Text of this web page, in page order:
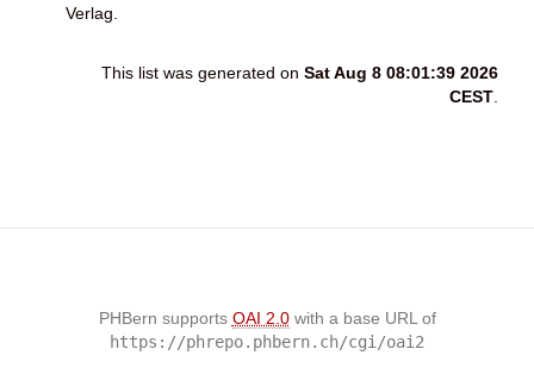
Verlag.
This list was generated on Sat Aug 8 08:01:39 2026
CEST
PHBern supports OAI 2.0with a base URL of
https://phrepo.phbern.ch/cgi/oai2